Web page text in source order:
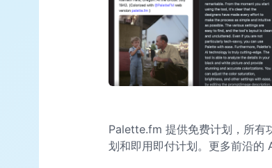
Palette.fm 提供免费计划，所有
划和即用即付计划。更多前沿的